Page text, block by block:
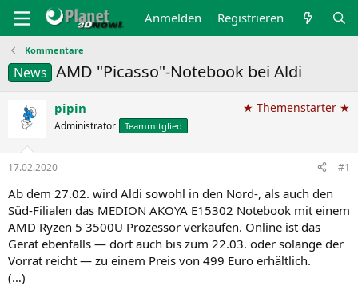
Anmelden Registrieren
Kommentare
News AMD "Picasso"-Notebook bei Aldi
pipin
Administrator Teammitglied
★ Themenstarter ★
17.02.2020 #1
Ab dem 27.02. wird Aldi sowohl in den Nord‑, als auch den
Süd-Filialen das MEDION AKOYA E15302 Notebook mit einem
AMD Ryzen 5 3500U Prozessor verkaufen. Online ist das
Gerät ebenfalls — dort auch bis zum 22.03. oder solange der
Vorrat reicht — zu einem Preis von 499 Euro erhältlich.
(…)